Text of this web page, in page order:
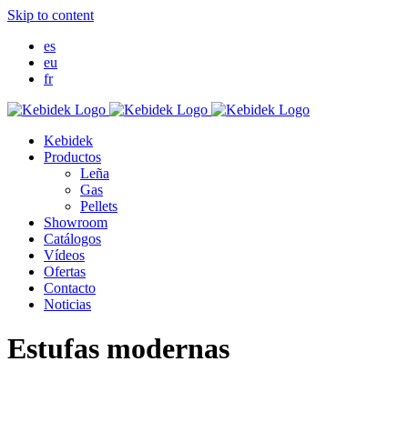
Skip to content
es
eu
fr
Kebidek
Productos
Leña
Gas
Pellets
Showroom
Catálogos
Vídeos
Ofertas
Contacto
Noticias
Estufas modernas